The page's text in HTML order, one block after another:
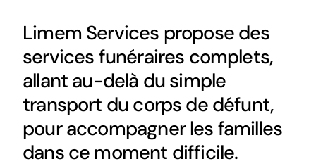
Limem Services propose des
services funéraires complets,
allant au-delà du simple
transport du corps de défunt,
pour accompagner les familles
dans ce moment difficile.